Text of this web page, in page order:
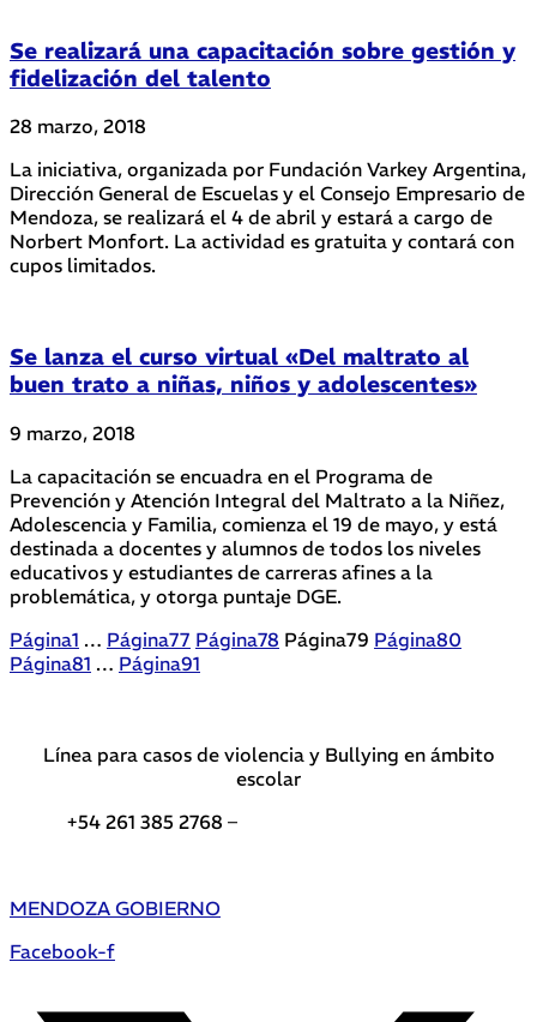
Se realizará una capacitación sobre gestión y
fidelización del talento
28 marzo, 2018
La iniciativa, organizada por Fundación Varkey Argentina,
Dirección General de Escuelas y el Consejo Empresario de
Mendoza, se realizará el 4 de abril y estará a cargo de
Norbert Monfort. La actividad es gratuita y contará con
cupos limitados.
Se lanza el curso virtual «Del maltrato al
buen trato a niñas, niños y adolescentes»
9 marzo, 2018
La capacitación se encuadra en el Programa de
Prevención y Atención Integral del Maltrato a la Niñez,
Adolescencia y Familia, comienza el 19 de mayo, y está
destinada a docentes y alumnos de todos los niveles
educativos y estudiantes de carreras afines a la
problemática, y otorga puntaje DGE.
Página1 … Página77 Página78 Página79 Página80
Página81 … Página91
Línea para casos de violencia y Bullying en ámbito
escolar
+54 261 385 2768 –
MENDOZA GOBIERNO
Facebook-f